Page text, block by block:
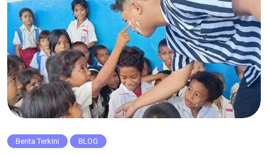
Berita Terkini BLOG